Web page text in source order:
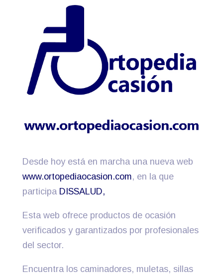
Desde hoy está en marcha una nueva web
www.ortopediaocasion.com, en la que
participa DISSALUD,
Esta web ofrece productos de ocasión
verificados y garantizados por profesionales
del sector.
Encuentra los caminadores, muletas, sillas